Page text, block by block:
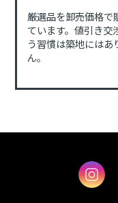
厳選品を卸売価格で
ています。値引き交
う習慣は築地にはあ
ん。